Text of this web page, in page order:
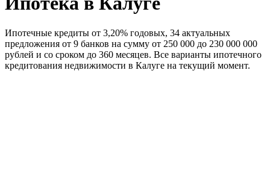
Ипотечные кредиты от 3,20% годовых, 34 актуальных
предложения от 9 банков на сумму от 250 000 до 230 000 000
рублей и со сроком до 360 месяцев. Все варианты ипотечного
кредитования недвижимости в Калуге на текущий момент.